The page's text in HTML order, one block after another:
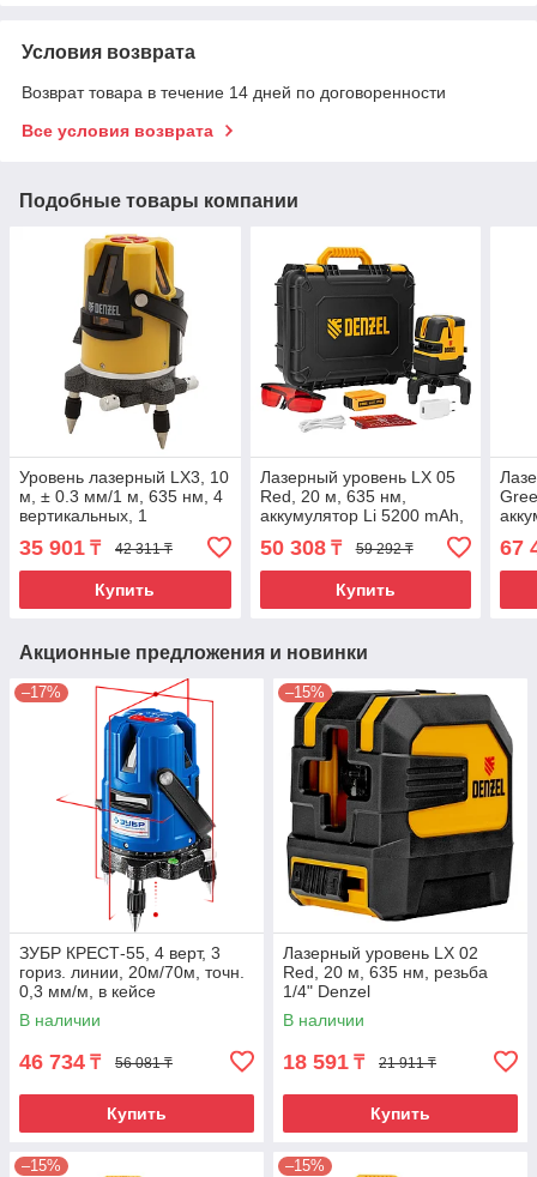
Условия возврата
Возврат товара в течение 14 дней по договоренности
Все условия возврата
Подобные товары компании
Уровень лазерный LX3, 10
м, ± 0.3 мм/1 м, 635 нм, 4
вертикальных, 1
горизонтальная
плоскости, резьба 5/8"
35 901 ₸ 42 311 ₸
Купить
Лазерный уровень LX 05
Red, 20 м, 635 нм,
аккумулятор Li 5200 mAh,
резьба 5/8" Denzel
50 308₸ 59 292 ₸
Купить
67
Акционные предложения и новинки
–17%
ЗУБР КРЕСТ-55, 4 верт, 3
гориз. линии, 20м/70м, точн.
0,3 мм/м, в кейсе
В наличии
46 734 ₸ 56 081 ₸
Купить
–15%
Лазерный уровень LX 02
Red, 20 м, 635 нм, резьба
1/4" Denzel
В наличии
18 591 ₸ 21 911 ₸
Купить
–15% –15%